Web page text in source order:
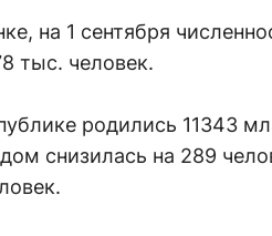
на 1 сентября
тыс. человек.
родились 11343
снизилась на 289